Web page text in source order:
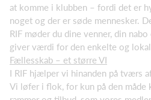
at komme i klubben – fordi det er
noget og der er søde mennesker.
RIF møder du dine venner, din
giver værdi for den enkelte og
Fællesskab – et større VI
I RIF hjælper vi hinanden på tværs
Vi løfer i flok, for kun på den måde